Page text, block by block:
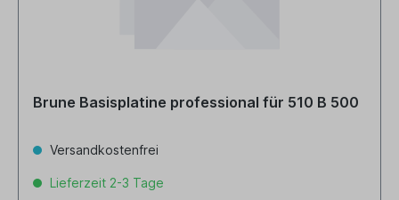
Brune Basisplatine professional für 510 B 500
Versandkostenfrei
Lieferzeit 2-3 Tage